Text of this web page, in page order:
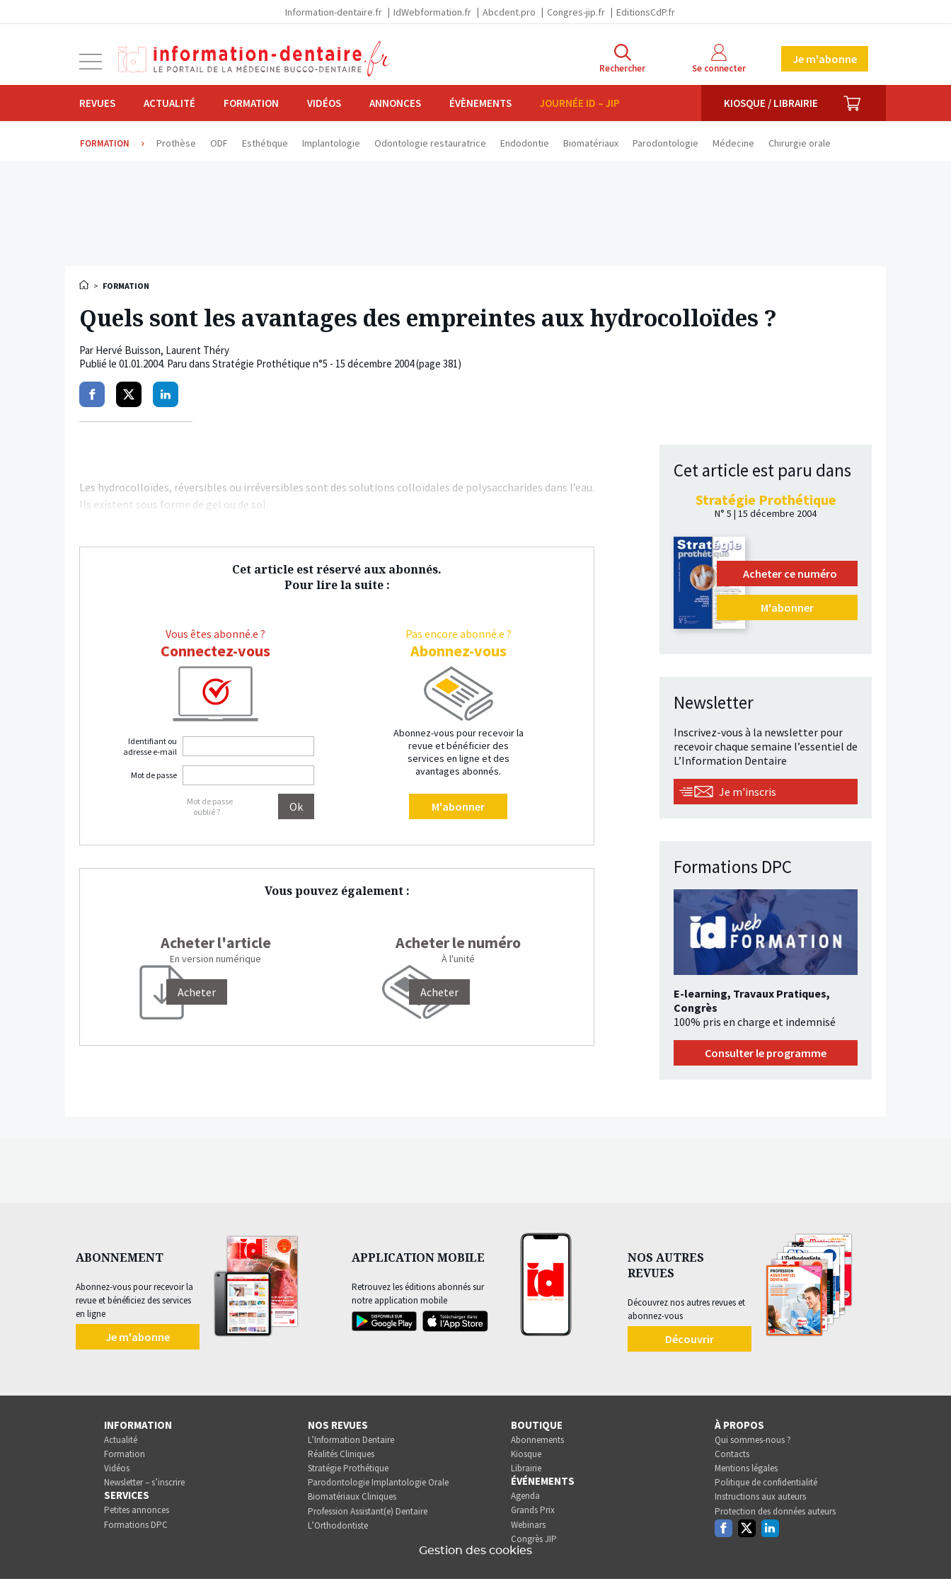
Information-dentaire.fr IdWebformation.fr Abcdent.pro Congres-jip.fr EditionsCdP.fr
navigation
Rechercher Se connecter
Je m'abonne
REVUES ACTUALITÉ FORMATION VIDÉOS ANNONCES ÉVÈNEMENTS JOURNÉE ID – JIP KIOSQUE / LIBRAIRIE PANIER
FORMATION Prothèse ODF Esthétique Implantologie Odontologie restauratrice Endodontie Biomatériaux Parodontologie Médecine Chirurgie orale
> FORMATION
Quels sont les avantages des empreintes aux hydrocolloïdes ?
Par Hervé Buisson, Laurent Théry
Publié le 01.01.2004. Paru dans Stratégie Prothétique n°5 - 15 décembre 2004 (page 381)
PartagerPartagerPartager
Les hydrocolloïdes, réversibles ou irréversibles sont des solutions colloïdales de polysaccharides dans l’eau.
Ils existent sous forme de gel ou de sol.
Cet article est réservé aux abonnés.
Pour lire la suite :
Vous êtes abonné.e ?
Connectez-vous
Identifiant ou
adresse e-mail
Mot de passe
Mot de passe
oublié ?
Pas encore abonné.e ?
Abonnez-vous
Abonnez-vous pour recevoir la
revue et bénéficier des
services en ligne et des
avantages abonnés.
M'abonner
Vous pouvez également :
Acheter l'article
En version numérique
Acheter
Acheter le numéro
À l'unité
Acheter
Cet article est paru dans
Stratégie Prothétique
N° 5 | 15 décembre 2004
Acheter ce numéro
M'abonner
Newsletter
Inscrivez-vous à la newsletter pour
recevoir chaque semaine l’essentiel de
L’Information Dentaire
Je m'inscris
Formations DPC
E-learning, Travaux Pratiques,
Congrès
100% pris en charge et indemnisé
Consulter le programme
ABONNEMENT
Abonnez-vous pour recevoir la
revue et bénéficiez des services
en ligne
Je m'abonne
APPLICATION MOBILE
Retrouvez les éditions abonnés sur
notre application mobile
NOS AUTRES
REVUES
Découvrez nos autres revues et
abonnez-vous
Découvrir
INFORMATION
Actualité
Formation
Vidéos
Newsletter – s’inscrire
SERVICES
Petites annonces
Formations DPC
NOS REVUES
L’Information Dentaire
Réalités Cliniques
Stratégie Prothétique
Parodontologie Implantologie Orale
Biomatériaux Cliniques
Profession Assistant(e) Dentaire
L’Orthodontiste
BOUTIQUE
Abonnements
Kiosque
Librairie
ÉVÉNEMENTS
Agenda
Grands Prix
Webinars
Congrès JIP
À PROPOS
Qui sommes-nous ?
Contacts
Mentions légales
Politique de confidentialité
Instructions aux auteurs
Protection des données auteurs
FacebookTwitterLinkedin
Gestion des cookies